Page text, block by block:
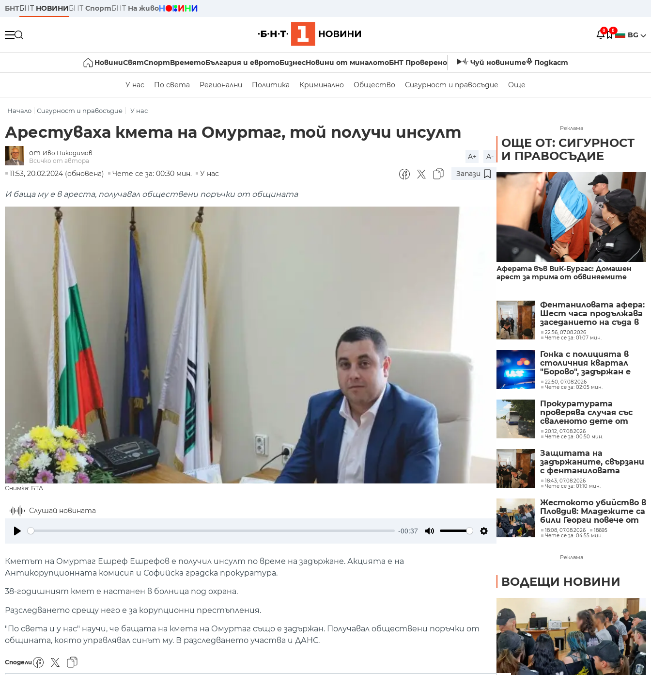
БНТБНТ НОВИНИБНТ СпортБНТ На живо
0 0 BG
НовиниСвятСпортВреметоБългария и евротоБизнесНовини от миналотоБНТ Проверено Чуй новините Подкаст
У нас По света Регионални Политика Криминално Общество Сигурност и правосъдие Още
Начало Сигурност и правосъдие У нас
Арестуваха кмета на Омуртаг, той получи инсулт
от Иво Никодимов
Всичко от автора
A+
A-
11:53, 20.02.2024 (обновена)
Чете се за: 00:30 мин. У нас Запази
И баща му е в ареста, получавал обществени поръчки от общината
Снимка: БТА
Слушай новината
-00:37
Settings
Кметът на Омуртаг Ешреф Ешрефов е получил инсулт по време на задържане. Акцията е на
Антикорупционната комисия и Софийска градска прокуратура.
38-годишният кмет е настанен в болница под охрана.
Разследването срещу него е за корупционни престъпления.
"По света и у нас" научи, че бащата на кмета на Омуртаг също е задържан. Получавал обществени поръчки от
общината, която управлявал синът му. В разследването участва и ДАНС.
Сподели
Реклама
ОЩЕ ОТ: СИГУРНОСТ
И ПРАВОСЪДИЕ
Аферата във ВиК-Бургас: Домашен
арест за трима от обвиняемите
Фентаниловата афера:
Шест часа продължава
заседанието на съда в
Русе, на което се
гледат мерките на
22:56, 07.08.2026
Чете се за: 01:07 мин.
Гонка с полицията в
столичния квартал
"Борово", задържан е
мъж, у когото са
намерени 460 000 евро
22:50, 07.08.2026
Чете се за: 02:05 мин.
Прокуратурата
проверява случая със
сваленото дете от
автобус и оставено в
жегата край Долна
20:12, 07.08.2026
Чете се за: 00:50 мин.
Защитата на
задържаните, свързани
с фентаниловата
лаборатория, поиска
делото да се гледа в
18:43, 07.08.2026
Чете се за: 01:10 мин.
Жестокото убийство в
Пловдив: Младежите са
били Георги повече от
час и си купили дюнери
с парите му
18:08, 07.08.2026
18695
Чете се за: 04:55 мин.
Реклама
ВОДЕЩИ НОВИНИ